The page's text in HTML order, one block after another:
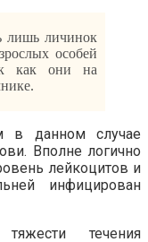
лишь личинок
особей
как они на
в данном случае
Вполне логично
лейкоцитов и
инфицирован
течения